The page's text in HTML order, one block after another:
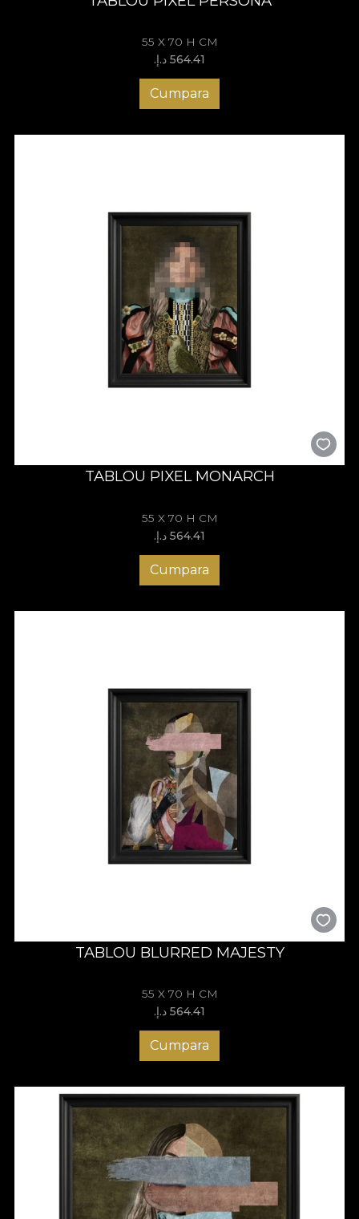
55 X 70 H CM
564.41 د.إ.‏
Cumpara
TABLOU PIXEL MONARCH
55 X 70 H CM
564.41 د.إ.‏
Cumpara
TABLOU BLURRED MAJESTY
55 X 70 H CM
564.41 د.إ.‏
Cumpara